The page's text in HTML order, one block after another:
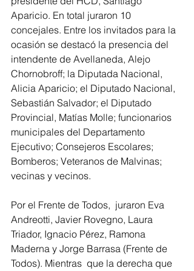
Aparicio. En total juraron 10
concejales. Entre los invitados para la
ocasión se destacó la presencia del
intendente de Avellaneda, Alejo
Chornobroff; la Diputada Nacional,
Alicia Aparicio; el Diputado Nacional,
Sebastián Salvador; el Diputado
Provincial, Matías Molle; funcionarios
municipales del Departamento
Ejecutivo; Consejeros Escolares;
Bomberos; Veteranos de Malvinas;
vecinas y vecinos.
Por el Frente de Todos,  juraron Eva
Andreotti, Javier Rovegno, Laura
Triador, Ignacio Pérez, Ramona
Maderna y Jorge Barrasa (Frente de
Todos). Mientras  que la derecha que